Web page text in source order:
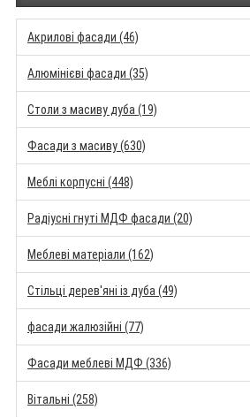
Акрилові фасади (46)
Алюмінієві фасади (35)
Столи з масиву дуба (19)
Фасади з масиву (630)
Меблі корпусні (448)
Радіусні гнуті МДФ фасади (20)
Меблеві матеріали (162)
Стільці дерев'яні із дуба (49)
фасади жалюзійні (77)
Фасади меблеві МДФ (336)
Вітальні (258)